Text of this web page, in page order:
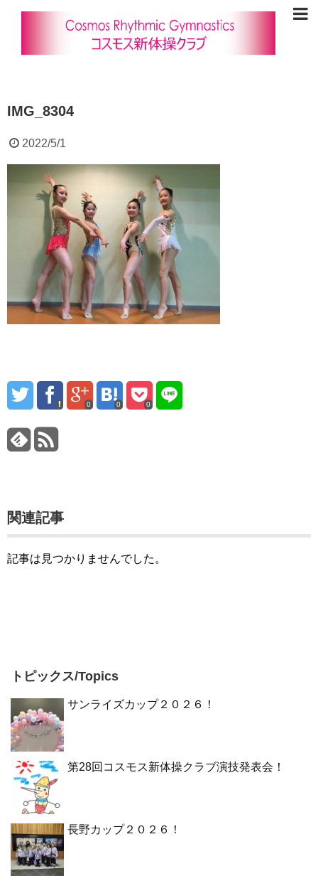
IMG_8304
2022/5/1
0 0 0
関連記事
記事は見つかりませんでした。
トピックス/Topics
サンライズカップ２０２６！
第28回コスモス新体操クラブ演技発表会！
長野カップ２０２６！